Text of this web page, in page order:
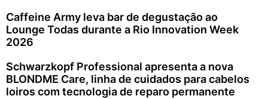
Caffeine Army leva bar de degustação ao
Lounge Todas durante a Rio Innovation Week
2026
Schwarzkopf Professional apresenta a nova
BLONDME Care, linha de cuidados para cabelos
loiros com tecnologia de reparo permanente